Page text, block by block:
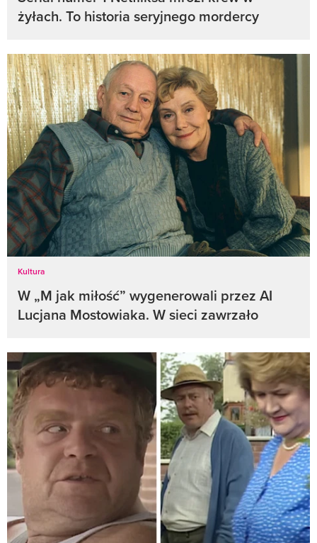
żyłach. To historia seryjnego mordercy
Kultura
W „M jak miłość” wygenerowali przez AI
Lucjana Mostowiaka. W sieci zawrzało